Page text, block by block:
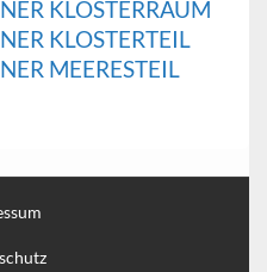
KLOSTERRAUM
KLOSTERTEIL
MEERESTEIL